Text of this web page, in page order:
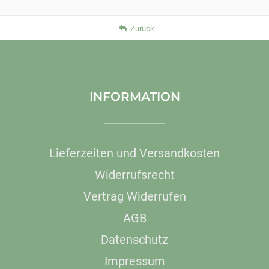
Zurück
INFORMATION
Lieferzeiten und Versandkosten
Widerrufsrecht
Vertrag Widerrufen
AGB
Datenschutz
Impressum